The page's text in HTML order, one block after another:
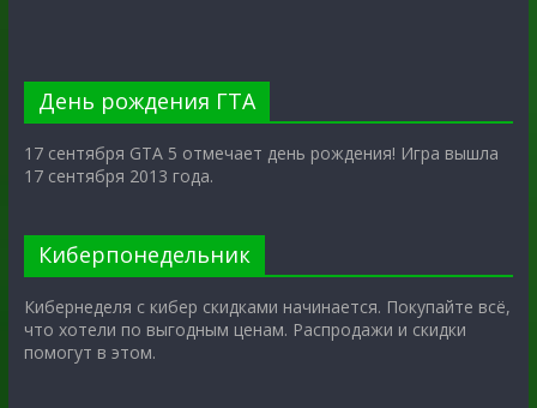
День рождения ГТА
17 сентября GTA 5 отмечает день рождения! Игра вышла
17 сентября 2013 года.
Киберпонедельник
Кибернеделя с кибер скидками начинается. Покупайте всё,
что хотели по выгодным ценам. Распродажи и скидки
помогут в этом.